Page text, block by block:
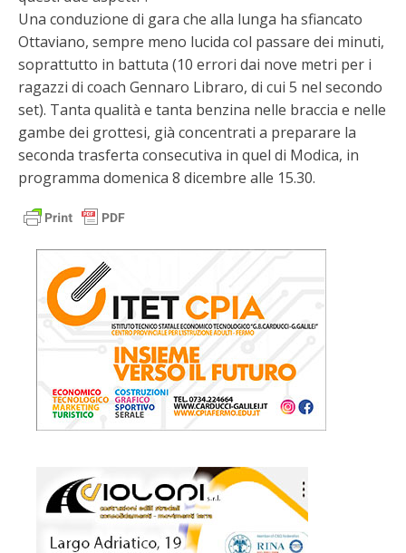
Una conduzione di gara che alla lunga ha sfiancato
Ottaviano, sempre meno lucida col passare dei minuti,
soprattutto in battuta (10 errori dai nove metri per i
ragazzi di coach Gennaro Libraro, di cui 5 nel secondo
set). Tanta qualità e tanta benzina nelle braccia e nelle
gambe dei grottesi, già concentrati a preparare la
seconda trasferta consecutiva in quel di Modica, in
programma domenica 8 dicembre alle 15.30.